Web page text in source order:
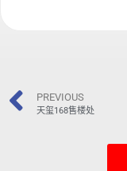
PREVIOUS
天玺168售楼处